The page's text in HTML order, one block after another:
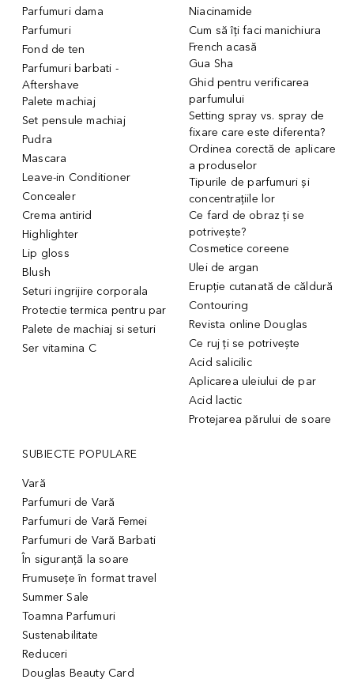
Parfumuri dama
Parfumuri
Fond de ten
Parfumuri barbati -
Aftershave
Palete machiaj
Set pensule machiaj
Pudra
Mascara
Leave-in Conditioner
Concealer
Crema antirid
Highlighter
Lip gloss
Blush
Seturi ingrijire corporala
Protectie termica pentru par
Palete de machiaj si seturi
Ser vitamina C
Niacinamide
Cum să îți faci manichiura
French acasă
Gua Sha
Ghid pentru verificarea
parfumului
Setting spray vs. spray de
fixare care este diferenta?
Ordinea corectă de aplicare
a produselor
Tipurile de parfumuri și
concentrațiile lor
Ce fard de obraz ți se
potrivește?
Cosmetice coreene
Ulei de argan
Erupție cutanată de căldură
Contouring
Revista online Douglas
Ce ruj ți se potrivește
Acid salicilic
Aplicarea uleiului de par
Acid lactic
Protejarea părului de soare
SUBIECTE POPULARE
Vară
Parfumuri de Vară
Parfumuri de Vară Femei
Parfumuri de Vară Barbati
În siguranță la soare
Frumusețe în format travel
Summer Sale
Toamna Parfumuri
Sustenabilitate
Reduceri
Douglas Beauty Card